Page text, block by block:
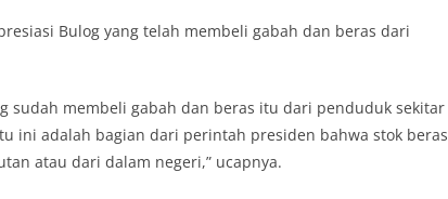
Bulog yang telah membeli gabah dan beras dari
sudah membeli gabah dan beras itu dari penduduk sekitar
ini adalah bagian dari perintah presiden bahwa stok beras
atau dari dalam negeri,” ucapnya.